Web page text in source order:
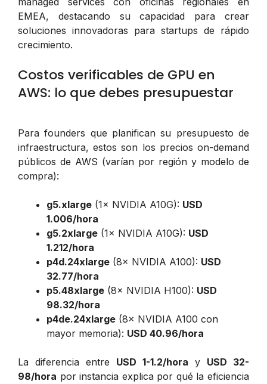
EMEA, destacando su capacidad para crear
soluciones innovadoras para startups de rápido
crecimiento.
Costos verificables de GPU en
AWS: lo que debes presupuestar
Para founders que planifican su presupuesto de
infraestructura, estos son los precios on-demand
públicos de AWS (varían por región y modelo de
compra):
g5.xlarge (1× NVIDIA A10G): USD
1.006/hora
g5.2xlarge (1× NVIDIA A10G): USD
1.212/hora
p4d.24xlarge (8× NVIDIA A100): USD
32.77/hora
p5.48xlarge (8× NVIDIA H100): USD
98.32/hora
p4de.24xlarge (8× NVIDIA A100 con
mayor memoria): USD 40.96/hora
La diferencia entre USD 1-1.2/hora y USD 32-
98/hora por instancia explica por qué la eficiencia